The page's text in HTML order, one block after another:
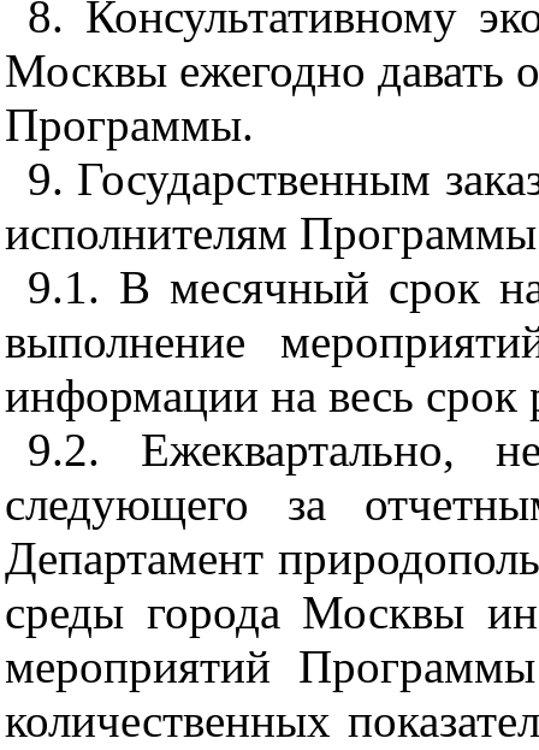
8. Консультативному
Москвы ежегодно давать
Программы.
9. Государственным
исполнителям
9.1. В месячный срок
выполнение
информации на весь
9.2. Ежеквартально,
следующего за
Департамент
среды города Москвы
мероприятий
количественных